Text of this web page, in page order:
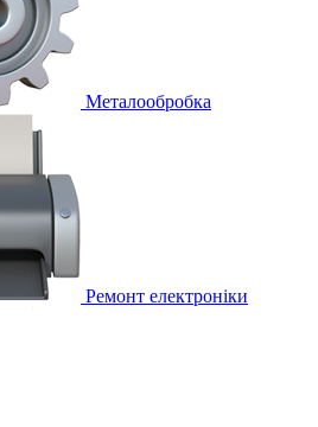
Металообробка
Ремонт електроніки